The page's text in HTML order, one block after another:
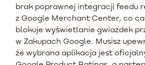
brak poprawnej integracji feedu
z Google Merchant Center, co
blokuje wyświetlanie gwiazdek
w Zakupach Google. Musisz
że wybrana aplikacja jest